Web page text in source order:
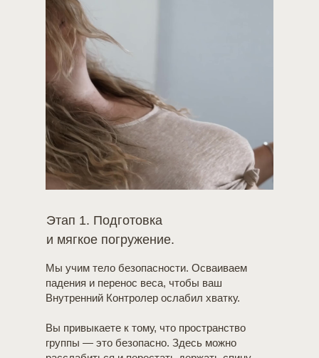
Мы учим тело безопасности. Осваиваем
падения и перенос веса, чтобы ваш
Внутренний Контролер ослабил хватку.
Вы привыкаете к тому, что пространство
группы — это безопасно. Здесь можно
Этап 1. Подготовка
и мягкое погружение.